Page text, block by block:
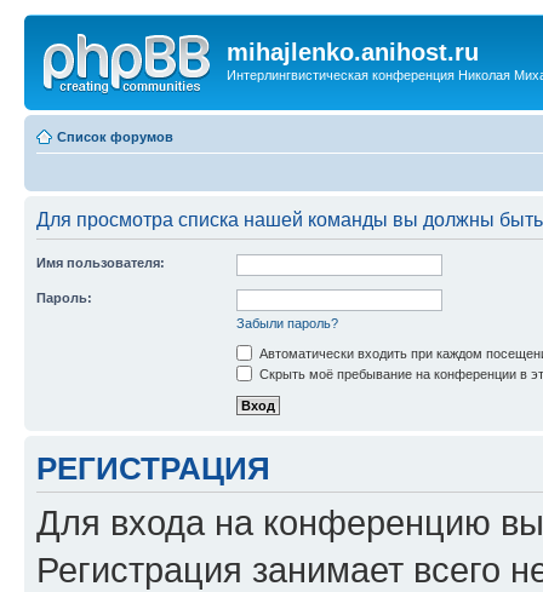
mihajlenko.anihost.ru
Интерлингвистическая конференция Николая
Список форумов
Для просмотра списка нашей команды вы должны
Имя пользователя:
Пароль:
Забыли пароль?
Автоматически входить при каждом
Скрыть моё пребывание на конференции в
РЕГИСТРАЦИЯ
Для входа на конференцию
Регистрация занимает всего